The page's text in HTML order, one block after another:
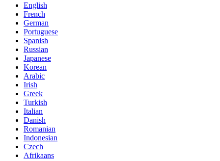
English
French
German
Portuguese
Spanish
Russian
Japanese
Korean
Arabic
Irish
Greek
Turkish
Italian
Danish
Romanian
Indonesian
Czech
Afrikaans